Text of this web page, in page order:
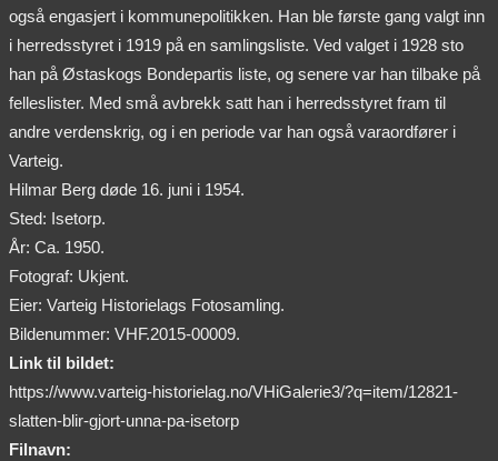
også engasjert i kommunepolitikken. Han ble første gang valgt inn
i herredsstyret i 1919 på en samlingsliste. Ved valget i 1928 sto
han på Østaskogs Bondepartis liste, og senere var han tilbake på
felleslister. Med små avbrekk satt han i herredsstyret fram til
andre verdenskrig, og i en periode var han også varaordfører i
Varteig.
Hilmar Berg døde 16. juni i 1954.
Sted: Isetorp.
År: Ca. 1950.
Fotograf: Ukjent.
Eier: Varteig Historielags Fotosamling.
Bildenummer: VHF.2015-00009.
Link til bildet:
https://www.varteig-historielag.no/VHiGalerie3/?q=item/12821-
slatten-blir-gjort-unna-pa-isetorp
Filnavn: